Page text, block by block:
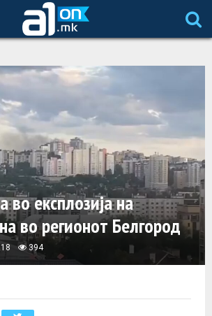
во експлозија на
во регионот Белгород
394